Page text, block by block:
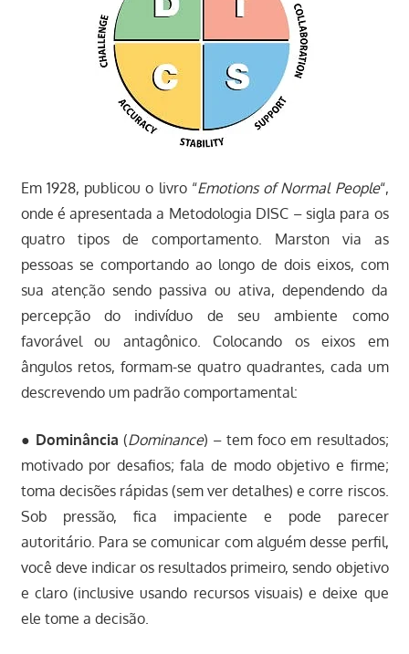
Em 1928, publicou o livro “Emotions of Normal People“,
onde é apresentada a Metodologia DISC – sigla para os
quatro tipos de comportamento. Marston via as
pessoas se comportando ao longo de dois eixos, com
sua atenção sendo passiva ou ativa, dependendo da
percepção do indivíduo de seu ambiente como
favorável ou antagônico. Colocando os eixos em
ângulos retos, formam-se quatro quadrantes, cada um
descrevendo um padrão comportamental:
● Dominância (Dominance) – tem foco em resultados;
motivado por desafios; fala de modo objetivo e firme;
toma decisões rápidas (sem ver detalhes) e corre riscos.
Sob pressão, fica impaciente e pode parecer
autoritário. Para se comunicar com alguém desse perfil,
você deve indicar os resultados primeiro, sendo objetivo
e claro (inclusive usando recursos visuais) e deixe que
ele tome a decisão.